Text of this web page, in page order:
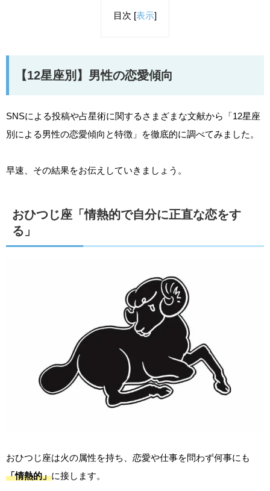
目次 [表示]
【12星座別】男性の恋愛傾向
SNSによる投稿や占星術に関するさまざまな文献から
「12星座
別による男性の恋愛傾向と特徴」
を徹底的に調べてみました。
早速、その結果をお伝えしていきましょう。
おひつじ座「情熱的で自分に正直な恋をす
る」
おひつじ座は火の属性を持ち、恋愛や仕事を問わず何事にも
「情熱的」に接します。